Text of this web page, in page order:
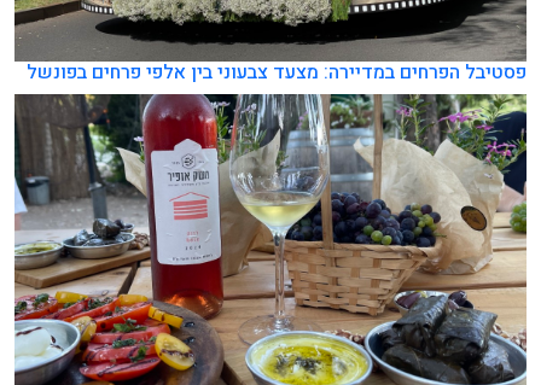
פסטיבל הפרחים במדיירה: מצעד צבעוני בין אלפי פרחים בפונשל